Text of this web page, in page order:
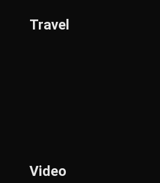
Travel
Video